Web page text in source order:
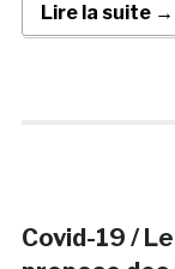
Lire la suite →
Covid-19 /